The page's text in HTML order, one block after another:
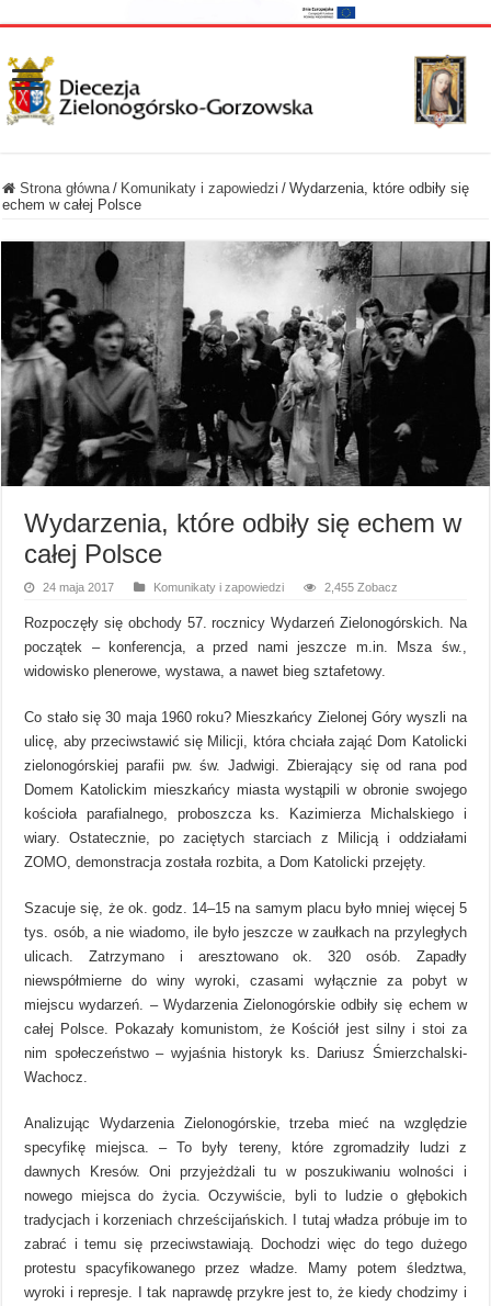
Strona główna / Komunikaty i zapowiedzi / Wydarzenia, które odbiły się
echem w całej Polsce
Wydarzenia, które odbiły się echem w
całej Polsce
24 maja 2017 Komunikaty i zapowiedzi 2,455 Zobacz
Rozpoczęły się obchody 57. rocznicy Wydarzeń Zielonogórskich. Na
początek – konferencja, a przed nami jeszcze m.in. Msza św.,
widowisko plenerowe, wystawa, a nawet bieg sztafetowy.
Co stało się 30 maja 1960 roku? Mieszkańcy Zielonej Góry wyszli na
ulicę, aby przeciwstawić się Milicji, która chciała zająć Dom Katolicki
zielonogórskiej parafii pw. św. Jadwigi. Zbierający się od rana pod
Domem Katolickim mieszkańcy miasta wystąpili w obronie swojego
kościoła parafialnego, proboszcza ks. Kazimierza Michalskiego i
wiary. Ostatecznie, po zaciętych starciach z Milicją i oddziałami
ZOMO, demonstracja została rozbita, a Dom Katolicki przejęty.
Szacuje się, że ok. godz. 14–15 na samym placu było mniej więcej 5
tys. osób, a nie wiadomo, ile było jeszcze w zaułkach na przyległych
ulicach. Zatrzymano i aresztowano ok. 320 osób. Zapadły
niewspółmierne do winy wyroki, czasami wyłącznie za pobyt w
miejscu wydarzeń. – Wydarzenia Zielonogórskie odbiły się echem w
całej Polsce. Pokazały komunistom, że Kościół jest silny i stoi za
nim społeczeństwo – wyjaśnia historyk ks. Dariusz Śmierzchalski-
Wachocz.
Analizując Wydarzenia Zielonogórskie, trzeba mieć na względzie
specyfikę miejsca. – To były tereny, które zgromadziły ludzi z
dawnych Kresów. Oni przyjeżdżali tu w poszukiwaniu wolności i
nowego miejsca do życia. Oczywiście, byli to ludzie o głębokich
tradycjach i korzeniach chrześcijańskich. I tutaj władza próbuje im to
zabrać i temu się przeciwstawiają. Dochodzi więc do tego dużego
protestu spacyfikowanego przez władze. Mamy potem śledztwa,
wyroki i represje. I tak naprawdę przykre jest to, że kiedy chodzimy i